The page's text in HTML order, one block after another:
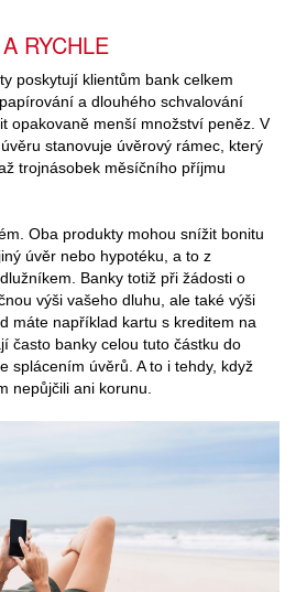
RYCHLE
poskytují klientům bank celkem
a dlouhého schvalování
opakovaně menší množství peněz. V
stanovuje úvěrový rámec, který
trojnásobek měsíčního příjmu
Oba produkty mohou snížit bonitu
úvěr nebo hypotéku, a to z
Banky totiž při žádosti o
výši vašeho dluhu, ale také výši
máte například kartu s kreditem na
často banky celou tuto částku do
splácením úvěrů. A to i tehdy, když
nepůjčili ani korunu.